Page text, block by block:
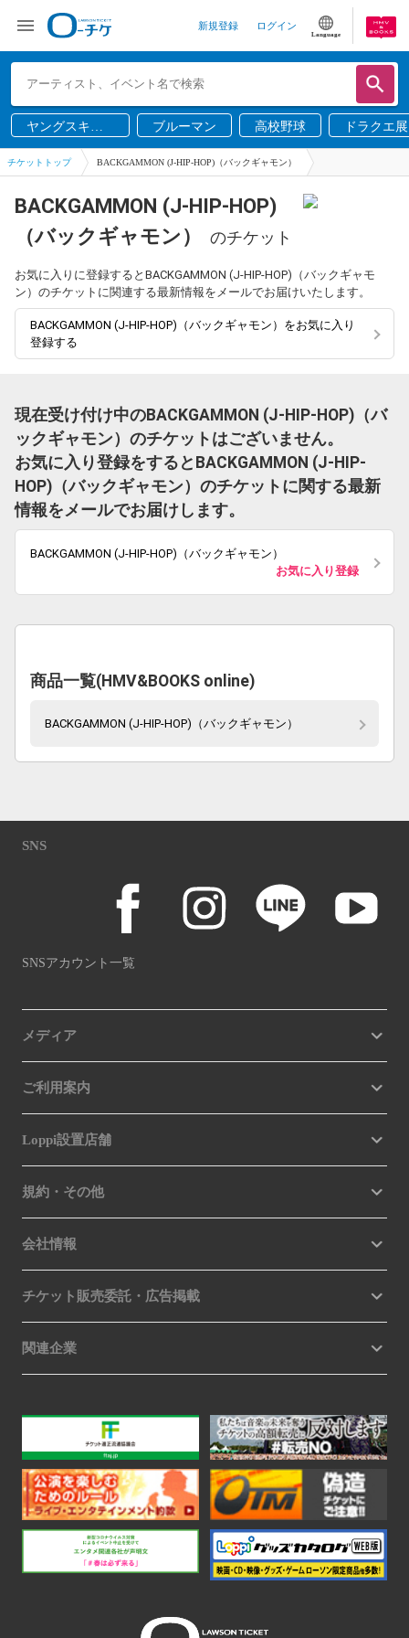
新規登録 ログイン
Language
ヤングスキニ
ー
ブルーマン 高校野球 ドラクエ展
チケットトップ BACKGAMMON (J-HIP-HOP)（バックギャモン）
BACKGAMMON (J-HIP-HOP)
（バックギャモン）
のチケット
お気に入りに登録するとBACKGAMMON (J-HIP-HOP)（バックギャモ
ン）のチケットに関連する最新情報をメールでお届けいたします。
BACKGAMMON (J-HIP-HOP)（バックギャモン）をお気に入り
登録する
現在受け付け中のBACKGAMMON (J-HIP-HOP)（バ
ックギャモン）のチケットはございません。
お気に入り登録をするとBACKGAMMON (J-HIP-
HOP)（バックギャモン）のチケットに関する最新
情報をメールでお届けします。
BACKGAMMON (J-HIP-HOP)（バックギャモン）
お気に入り登録
商品一覧(HMV&BOOKS online)
BACKGAMMON (J-HIP-HOP)（バックギャモン）
SNS
SNSアカウント一覧
メディア
ご利用案内
Loppi設置店舗
規約・その他
会社情報
チケット販売委託・広告掲載
関連企業